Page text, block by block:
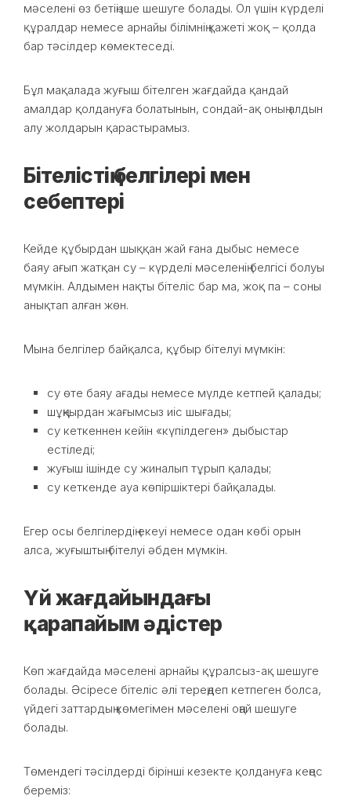
мәселені өз бетіңізше шешуге болады. Ол үшін күрделі
құралдар немесе арнайы білімнің қажеті жоқ – қолда
бар тәсілдер көмектеседі.
Бұл мақалада жуғыш бітелген жағдайда қандай
амалдар қолдануға болатынын, сондай-ақ оның алдын
алу жолдарын қарастырамыз.
Бітелістің белгілері мен
себептері
Кейде құбырдан шыққан жай ғана дыбыс немесе
баяу ағып жатқан су – күрделі мәселенің белгісі болуы
мүмкін. Алдымен нақты бітеліс бар ма, жоқ па – соны
анықтап алған жөн.
Мына белгілер байқалса, құбыр бітелуі мүмкін:
су өте баяу ағады немесе мүлде кетпей қалады;
шұңқырдан жағымсыз иіс шығады;
су кеткеннен кейін «күпілдеген» дыбыстар
естіледі;
жуғыш ішінде су жиналып тұрып қалады;
су кеткенде ауа көпіршіктері байқалады.
Егер осы белгілердің екеуі немесе одан көбі орын
алса, жуғыштың бітелуі әбден мүмкін.
Үй жағдайындағы
қарапайым әдістер
Көп жағдайда мәселені арнайы құралсыз-ақ шешуге
болады. Әсіресе бітеліс әлі тереңдеп кетпеген болса,
үйдегі заттардың көмегімен мәселені оңай шешуге
болады.
Төмендегі тәсілдерді бірінші кезекте қолдануға кеңес
береміз: